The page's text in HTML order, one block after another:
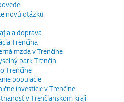
novú otázku
a doprava
Trenčína
mzda v Trenčíne
park Trenčín
Trenčíne
populácie
investície v Trenčíne
v Trenčianskom kraji